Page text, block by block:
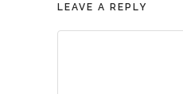
LEAVE A REPLY